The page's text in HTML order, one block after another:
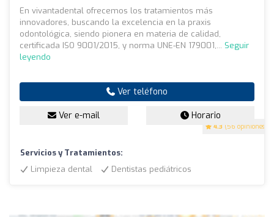
4.3 (56 opiniones)
En vivantadental ofrecemos los tratamientos más
innovadores, buscando la excelencia en la praxis
odontológica, siendo pionera en materia de calidad,
certificada ISO 9001/2015, y norma UNE-EN 179001,... Seguir
leyendo
Ver teléfono
Ver e-mail Horario
Servicios y Tratamientos:
Limpieza dental
Dentistas pediátricos